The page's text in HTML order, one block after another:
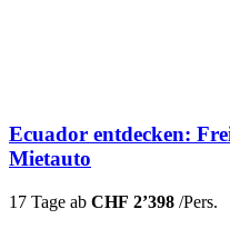
Ecuador entdecken:
Mietauto
17 Tage ab CHF 2’398 /Pers.